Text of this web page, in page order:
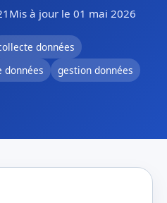
Mis à jour le 01 mai 2026
données
données
gestion données